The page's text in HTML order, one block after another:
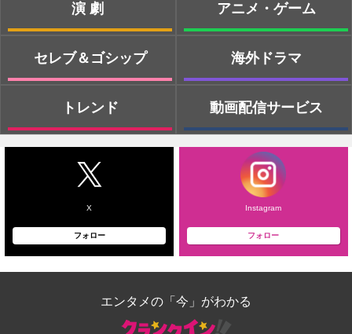
演劇
セレブ＆ゴシップ
トレンド
アニメ・ゲーム
海外ドラマ
動画配信サービス
X
フォロー
Instagram
フォロー
エンタメの「今」がわかる